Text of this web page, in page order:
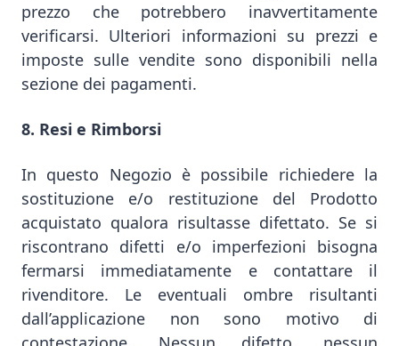
prezzo che potrebbero inavvertitamente
verificarsi. Ulteriori informazioni su prezzi e
imposte sulle vendite sono disponibili nella
sezione dei pagamenti.
8. Resi e Rimborsi
In questo Negozio è possibile richiedere la
sostituzione e/o restituzione del Prodotto
acquistato qualora risultasse difettato. Se si
riscontrano difetti e/o imperfezioni bisogna
fermarsi immediatamente e contattare il
rivenditore. Le eventuali ombre risultanti
dall’applicazione non sono motivo di